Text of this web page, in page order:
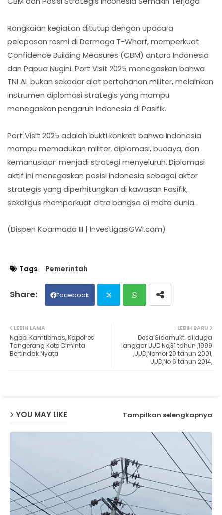
Rangkaian kegiatan ditutup dengan upacara
pelepasan resmi di Dermaga T-Wharf, memperkuat
Confidence Building Measures (CBM) antara Indonesia
dan Papua Nugini. Port Visit 2025 menegaskan bahwa
TNI AL bukan sekadar alat pertahanan militer, melainkan
instrumen diplomasi strategis yang mampu
menegaskan pengaruh Indonesia di Pasifik.
Port Visit 2025 adalah bukti konkret bahwa Indonesia
mampu memadukan militer, diplomasi, budaya, dan
kemanusiaan menjadi strategi menyeluruh. Diplomasi
aktif ini menegaskan posisi Indonesia sebagai aktor
strategis yang diperhitungkan di kawasan Pasifik,
sekaligus memperkuat citra bangsa di mata dunia.
(Dispen Koarmada III | InvestigasiGWI.com)
Tags Pemerintah
Facebook
ats
LEBIH BARU
Desa Sidamukti di duga
langgar UUD No,31 tahun ,1999
,UUD,Nomor 20 tahun 2001,
UUD,No 6 tahun 2014,
LEBIH LAMA
Ngopi Kamtibmas, Kapolres
Tangerang Kota Diminta
Bertindak Nyata
YOU MAY LIKE Tampilkan selengkapnya